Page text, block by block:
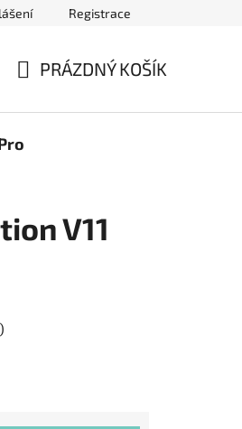
Obchodní podmínky
Registrace
PRÁZDNÝ KOŠÍK
V11